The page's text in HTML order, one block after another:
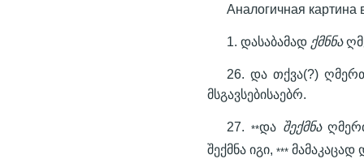
Аналогичная картина
1. დასაბამად ქმნნა
26. და თქვა(?)
მსგავსებისაებრ.
27.**და შექმნა
შექმნა იგი,***